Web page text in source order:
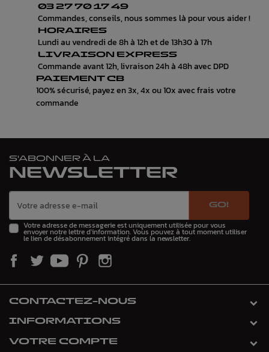
03 27 70 17 49
Commandes, conseils, nous sommes là pour vous aider !
HORAIRES
Lundi au vendredi de 8h à 12h et de 13h30 à 17h
LIVRAISON EXPRESS
Commande avant 12h, livraison 24h à 48h avec DPD
PAIEMENT CB
100% sécurisé, payez en 3x, 4x ou 10x avec frais votre
commande
S'ABONNER À LA
NEWSLETTER
GO!
Votre adresse de messagerie est uniquement utilisée pour vous
envoyer notre lettre d'information. Vous pouvez à tout moment utiliser
le lien de désabonnement intégré dans la newsletter.
CONTACTEZ-NOUS
INFORMATIONS
VOTRE COMPTE